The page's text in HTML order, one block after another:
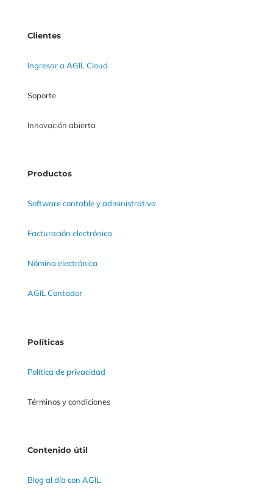
Clientes
Ingresar a AGIL Cloud
Soporte
Innovación abierta
Productos
Software contable y administrativo
Facturación electrónica
Nómina electrónica
AGIL Contador
Políticas
Política de privacidad
Términos y condiciones
Contenido útil
Blog al día con AGIL